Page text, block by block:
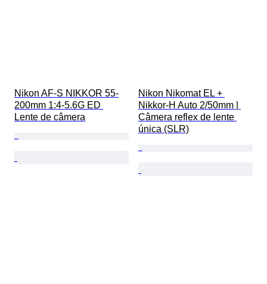
Nikon AF-S NIKKOR 55-
200mm 1:4-5.6G ED
Lente de câmera
Nikon Nikomat EL +
Nikkor-H Auto 2/50mm |
Câmera reflex de lente
única (SLR)